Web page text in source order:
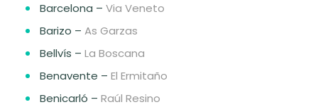
Barcelona – Via Veneto
Barizo – As Garzas
Bellvís – La Boscana
Benavente – El Ermitaño
Benicarló – Raúl Resino